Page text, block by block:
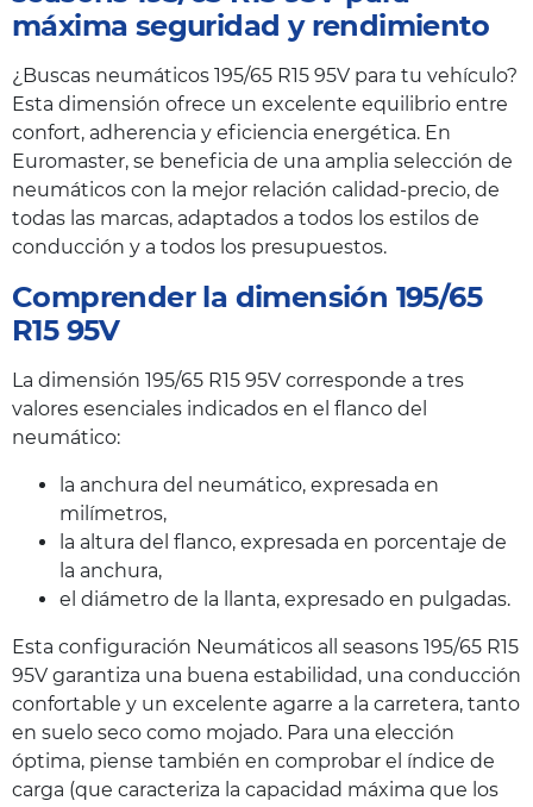
máxima seguridad y rendimiento
¿Buscas neumáticos 195/65 R15 95V para tu vehículo?
Esta dimensión ofrece un excelente equilibrio entre
confort, adherencia y eficiencia energética. En
Euromaster, se beneficia de una amplia selección de
neumáticos con la mejor relación calidad-precio, de
todas las marcas, adaptados a todos los estilos de
conducción y a todos los presupuestos.
Comprender la dimensión 195/65
R15 95V
La dimensión 195/65 R15 95V corresponde a tres
valores esenciales indicados en el flanco del
neumático:
la anchura del neumático, expresada en
milímetros,
la altura del flanco, expresada en porcentaje de
la anchura,
el diámetro de la llanta, expresado en pulgadas.
Esta configuración Neumáticos all seasons 195/65 R15
95V garantiza una buena estabilidad, una conducción
confortable y un excelente agarre a la carretera, tanto
en suelo seco como mojado. Para una elección
óptima, piense también en comprobar el índice de
carga (que caracteriza la capacidad máxima que los